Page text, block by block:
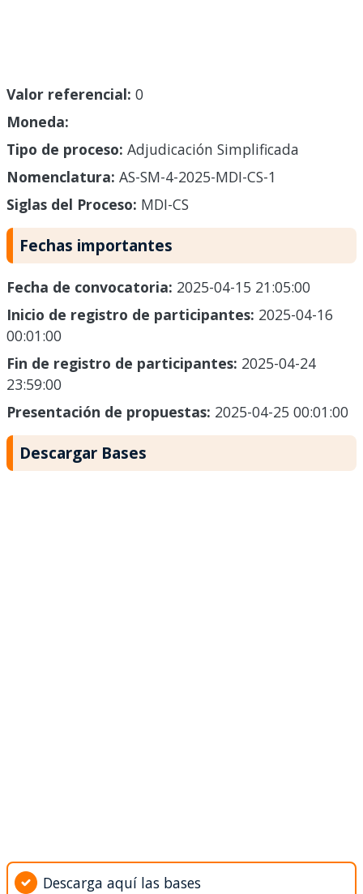
Valor referencial: 0
Moneda:
Tipo de proceso: Adjudicación Simplificada
Nomenclatura: AS-SM-4-2025-MDI-CS-1
Siglas del Proceso: MDI-CS
Fechas importantes
Fecha de convocatoria: 2025-04-15 21:05:00
Inicio de registro de participantes: 2025-04-16
00:01:00
Fin de registro de participantes: 2025-04-24
23:59:00
Presentación de propuestas: 2025-04-25 00:01:00
Descargar Bases
Descarga aquí las bases